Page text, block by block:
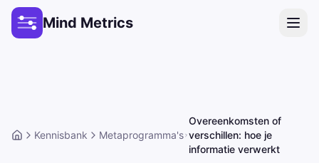
Mind Metrics
HomeKennisbank Metaprogramma's
Overeenkomsten of
verschillen: hoe je
informatie verwerkt